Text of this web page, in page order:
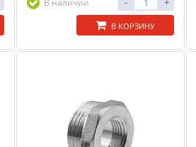
В наличии
В КОРЗИНУ